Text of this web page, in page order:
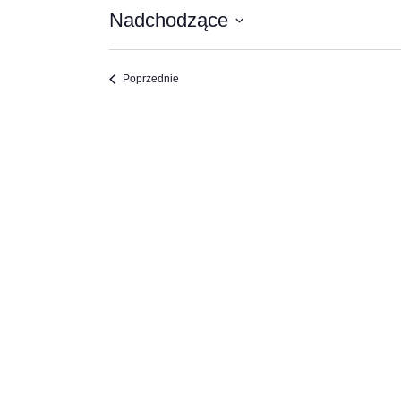
Nadchodzące
PoprzednieWydarzenia